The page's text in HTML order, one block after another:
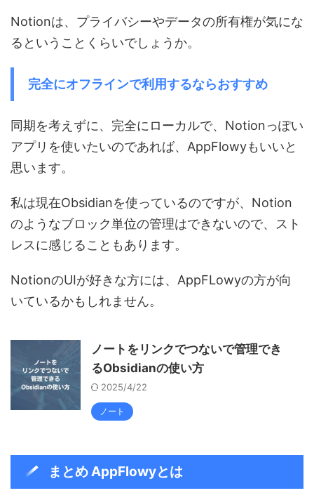
Notionは、プライバシーやデータの所有権が気にな
るということくらいでしょうか。
完全にオフラインで利用するならおすすめ
同期を考えずに、完全にローカルで、Notionっぽい
アプリを使いたいのであれば、AppFlowyもいいと
思います。
私は現在Obsidianを使っているのですが、Notion
のようなブロック単位の管理はできないので、スト
レスに感じることもあります。
NotionのUIが好きな方には、AppFLowyの方が向
いているかもしれません。
ノートをリンクでつないで管理でき
るObsidianの使い方
2025/4/22
ノート
まとめ AppFlowyとは